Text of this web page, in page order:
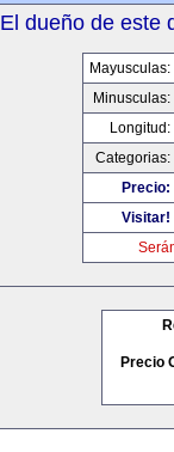
El dueño de este
Mayusculas:
Minusculas:
Longitud:
Categorias:
Precio:
Visitar!
Precio